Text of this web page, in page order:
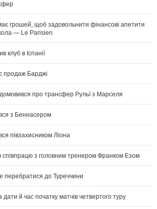
грошей, щоб задовольнити фінансові апетити
— Le Parisien
клуб в Іспанії
продаж Барджі
про трансфер Рульї з Марселя
з Беннасером
півзахисником Ліона
співпрацю з головним тренером Франком Езом
перебратися до Туреччини
й час початку матчів четвертого туру